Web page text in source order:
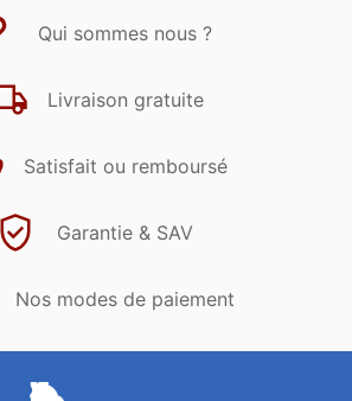
Qui sommes nous ?
Livraison gratuite
Satisfait ou remboursé
Garantie & SAV
Nos modes de paiement